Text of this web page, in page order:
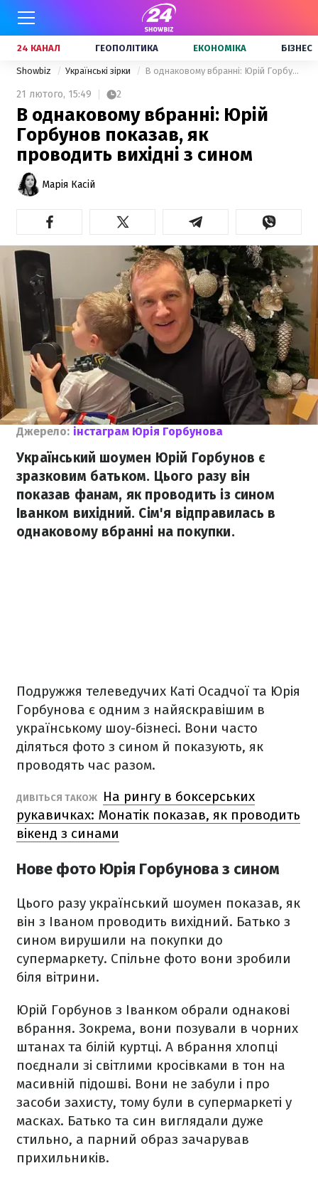
24 КАНАЛ ГЕОПОЛІТИКА ЕКОНОМІКА БІЗНЕС
Showbiz Українські зірки В однаковому вбранні: Юрій Горбунов показав, як проводить вихідні з сином
21 лютого, 15:49 2
В однаковому вбранні: Юрій
Горбунов показав, як
проводить вихідні з сином
Марія Касій
Джерело: інстаграм Юрія Горбунова
Український шоумен Юрій Горбунов є
зразковим батьком. Цього разу він
показав фанам, як проводить із сином
Іванком вихідний. Сім'я відправилась в
однаковому вбранні на покупки.
Подружжя телеведучих Каті Осадчої та Юрія
Горбунова є одним з найяскравішим в
українському шоу-бізнесі. Вони часто
діляться фото з сином й показують, як
проводять час разом.
ДИВІТЬСЯ ТАКОЖ
На рингу в боксерських
рукавичках: Монатік показав, як проводить
вікенд з синами
Нове фото Юрія Горбунова з сином
Цього разу український шоумен показав, як
він з Іваном проводить вихідний. Батько з
сином вирушили на покупки до
супермаркету. Спільне фото вони зробили
біля вітрини.
Юрій Горбунов з Іванком обрали однакові
вбрання. Зокрема, вони позували в чорних
штанах та білій куртці. А вбрання хлопці
поєднали зі світлими кросівками в тон на
масивній підошві. Вони не забули і про
засоби захисту, тому були в супермаркеті у
масках. Батько та син виглядали дуже
стильно, а парний образ зачарував
прихильників.